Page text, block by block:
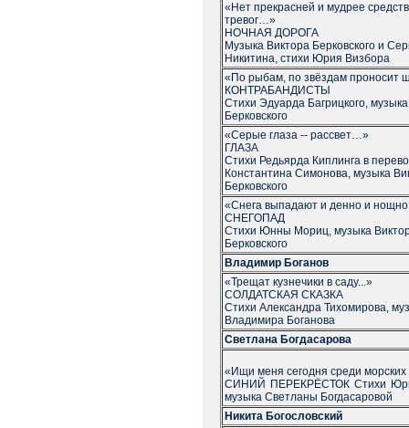
«Нет прекрасней и мудрее
тревог…»
НОЧНАЯ ДОРОГА
Музыка Виктора Берковского и
Никитина, стихи Юрия Визбора
«По рыбам, по звёздам проносит
КОНТРАБАНДИСТЫ
Стихи Эдуарда Багрицкого,
Берковского
«Серые глаза -- рассвет…»
ГЛАЗА
Стихи Редьярда Киплинга в
Константина Симонова, музыка
Берковского
«Снега выпадают и денно и
СНЕГОПАД
Стихи Юнны Мориц, музыка
Берковского
Владимир Боганов
«Трещат кузнечики в саду...»
СОЛДАТСКАЯ СКАЗКА
Стихи Александра Тихомирова,
Владимира Боганова
Светлана Богдасарова
«Ищи меня сегодня среди
СИНИЙ ПЕРЕКРЁСТОК Стихи
музыка Светланы Богдасаровой
Никита Богословский